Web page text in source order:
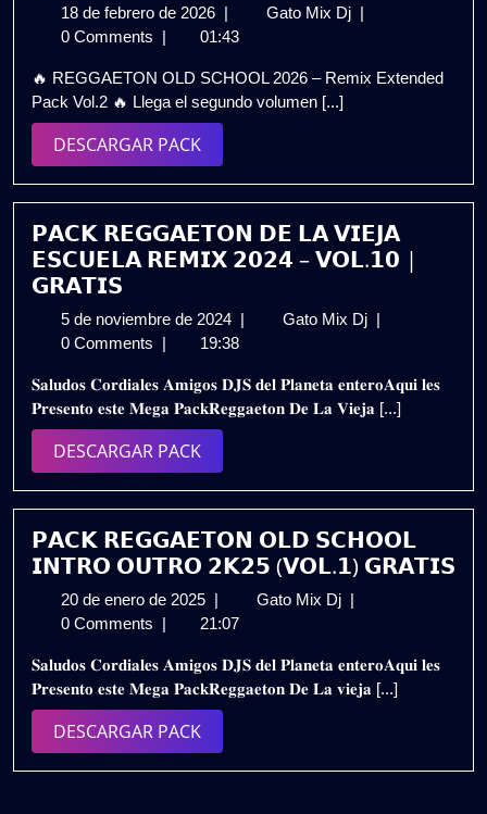
18 de febrero de 2026 18
de
de
2026
| Gato Mix Dj REGGAETON
2026
Vol.2
|
Perreo
DJs
|
0 Comments | 01:43
🔥 REGGAETON OLD SCHOOL 2026 – Remix Extended
Pack Vol.2 🔥 Llega el segundo volumen [...]
DESCARGAR PACKDESCARGAR
PACK
𝗣𝗔𝗖𝗞 𝗥𝗘𝗚𝗚𝗔𝗘𝗧𝗢𝗡 𝗗𝗘 𝗟𝗔 𝗩𝗜𝗘𝗝𝗔
𝗘𝗦𝗖𝗨𝗘𝗟𝗔 𝗥𝗘𝗠𝗜𝗫 𝟮𝟬𝟮𝟰 – 𝗩𝗢𝗟.𝟭𝟬 |
𝗚𝗥𝗔𝗧𝗜𝗦
5 de noviembre de 2024 5
de
de
2024
| Gato Mix Dj 𝗣𝗔𝗖𝗞
𝗟𝗔
𝗩𝗜𝗘𝗝𝗔
–
𝗩𝗢𝗟.𝟭𝟬
|
|
0 Comments | 19:38
𝐒𝐚𝐥𝐮𝐝𝐨𝐬 𝐂𝐨𝐫𝐝𝐢𝐚𝐥𝐞𝐬 𝐀𝐦𝐢𝐠𝐨𝐬 𝐃𝐉𝐒 𝐝𝐞𝐥 𝐏𝐥𝐚𝐧𝐞𝐭𝐚 𝐞𝐧𝐭𝐞𝐫𝐨𝐀𝐪𝐮𝐢 𝐥𝐞𝐬
𝐏𝐫𝐞𝐬𝐞𝐧𝐭𝐨 𝐞𝐬𝐭𝐞 𝐌𝐞𝐠𝐚 𝐏𝐚𝐜𝐤𝐑𝐞𝐠𝐠𝐚𝐞𝐭𝐨𝐧 𝐃𝐞 𝐋𝐚 𝐕𝐢𝐞𝐣𝐚 [...]
DESCARGAR PACKDESCARGAR
PACK
𝗣𝗔𝗖𝗞 𝗥𝗘𝗚𝗚𝗔𝗘𝗧𝗢𝗡 𝗢𝗟𝗗 𝗦𝗖𝗛𝗢𝗢𝗟
𝗜𝗡𝗧𝗥𝗢 𝗢𝗨𝗧𝗥𝗢 𝟮𝗞𝟮𝟱 (𝗩𝗢𝗟.𝟭) 𝗚𝗥𝗔𝗧𝗜𝗦
20 de enero de 2025 20
de
de
2025
| Gato Mix Dj 𝗣𝗔𝗖𝗞
𝗦𝗖𝗛𝗢𝗢𝗟
𝗜𝗡𝗧𝗥𝗢
|
0 Comments | 21:07
𝐒𝐚𝐥𝐮𝐝𝐨𝐬 𝐂𝐨𝐫𝐝𝐢𝐚𝐥𝐞𝐬 𝐀𝐦𝐢𝐠𝐨𝐬 𝐃𝐉𝐒 𝐝𝐞𝐥 𝐏𝐥𝐚𝐧𝐞𝐭𝐚 𝐞𝐧𝐭𝐞𝐫𝐨𝐀𝐪𝐮𝐢 𝐥𝐞𝐬
𝐏𝐫𝐞𝐬𝐞𝐧𝐭𝐨 𝐞𝐬𝐭𝐞 𝐌𝐞𝐠𝐚 𝐏𝐚𝐜𝐤𝐑𝐞𝐠𝐠𝐚𝐞𝐭𝐨𝐧 𝐃𝐞 𝐋𝐚 𝐯𝐢𝐞𝐣𝐚 [...]
DESCARGAR PACKDESCARGAR
PACK